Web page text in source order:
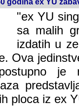
godina ex YU
"ex YU
sa malih
izdatih u
Ova
je